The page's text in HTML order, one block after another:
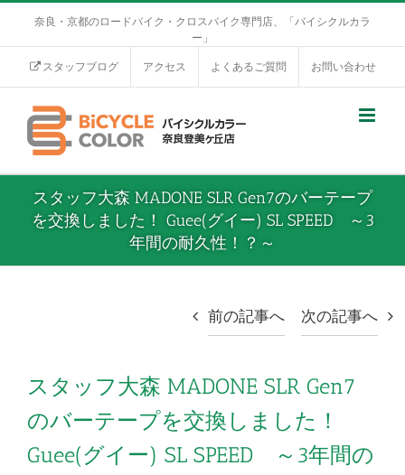
奈良・京都のロードバイク・クロスバイク専門店、「バイシクルカラ
ー」
スタッフブログ アクセス よくあるご質問 お問い合わせ
スタッフ大森 MADONE SLR Gen7のバーテープ
を交換しました！ Guee(グイー) SL SPEED ～3
年間の耐久性！？～
前の記事へ 次の記事へ
スタッフ大森 MADONE SLR Gen7
のバーテープを交換しました！
Guee(グイー) SL SPEED ～3年間の